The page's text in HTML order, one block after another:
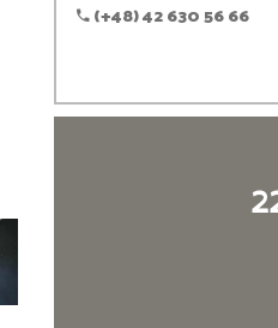
(+48) 42 630 56 66